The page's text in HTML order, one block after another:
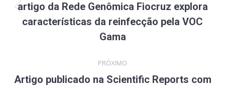
post:
Post
anterior:
artigo da Rede Genômica Fiocruz explora
características da reinfecção pela VOC
Gama
PRÓXIMO
Artigo publicado na Scientific Reports com